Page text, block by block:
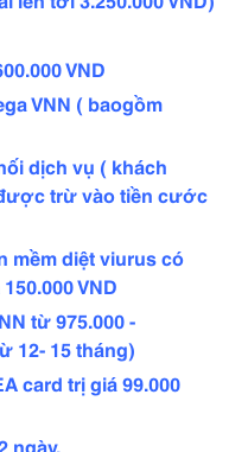
VND
VNN ( baogồm
dịch vụ ( khách
trừ vào tiền cước
diệt viurus có
VND
từ 975.000 -
12- 15 tháng)
trị giá 99.000
ngày.